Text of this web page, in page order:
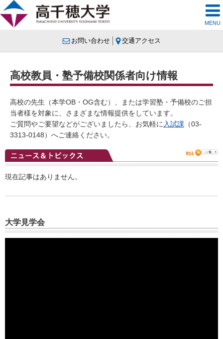
MENU
お問い合わせ 交通アクセス
高校教員・塾予備校関係者向け情報
高校の先生（本学OB・OG含む）、または学習塾・予備校のご担
当者様を対象に、さまざまな情報提供をしています。
ご質問やご要望などがございましたら、お気軽に 入試課 （03-
3313-0148）へご連絡ください。
現在記事はありません。
大学見学会